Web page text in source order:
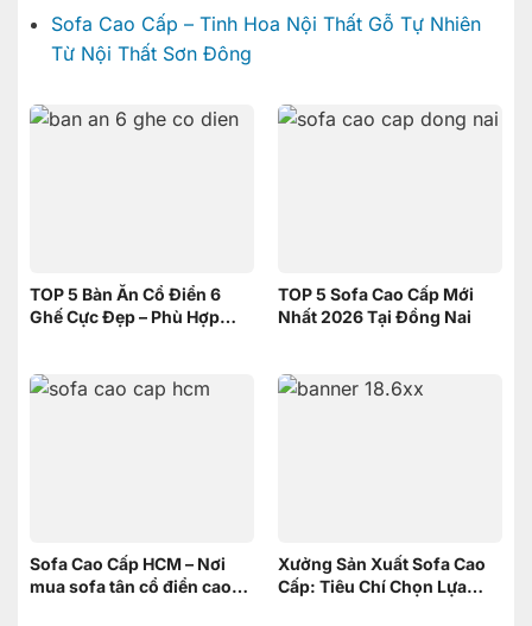
Sofa Cao Cấp – Tinh Hoa Nội Thất Gỗ Tự Nhiên
Từ Nội Thất Sơn Đông
TOP 5 Bàn Ăn Cổ Điển 6
Ghế Cực Đẹp – Phù Hợp
TOP 5 Sofa Cao Cấp Mới
Nhất 2026 Tại Đồng Nai
Sofa Cao Cấp HCM – Nơi
mua sofa tân cổ điển cao
Xưởng Sản Xuất Sofa Cao
Cấp: Tiêu Chí Chọn Lựa